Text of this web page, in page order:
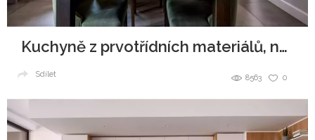
Kuchyně z prvotřídních materiálů, navždy jako nová
0
8563
Sdílet